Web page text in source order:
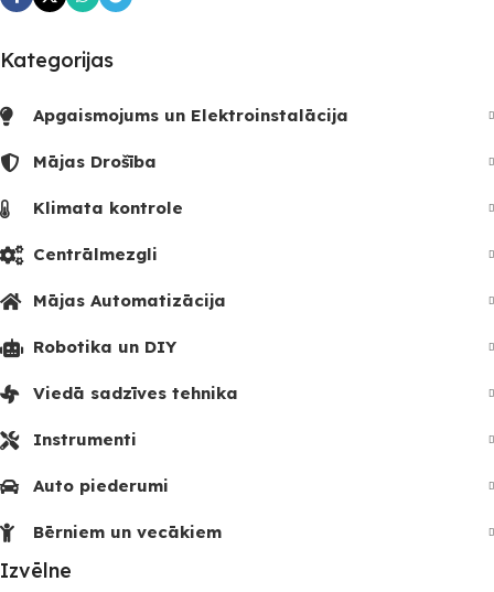
Kategorijas
Apgaismojums un Elektroinstalācija
Mājas Drošība
Klimata kontrole
Centrālmezgli
Mājas Automatizācija
Robotika un DIY
Viedā sadzīves tehnika
Instrumenti
Auto piederumi
Bērniem un vecākiem
Izvēlne